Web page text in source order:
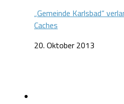
„Gemeinde Karlsbad“
Caches
20. Oktober 2013